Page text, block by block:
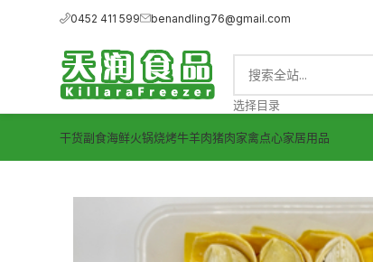
0452 411 599 benandling76@gmail.com
选择目录
干货副食海鲜火锅烧烤牛羊肉猪肉家禽点心家居用品